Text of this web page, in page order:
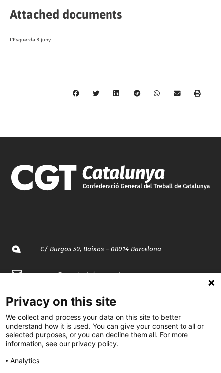
Attached documents
L'Esquerda 8 juny
C/ Burgos 59, Baixos – 08014 Barcelona
spccc@spcgtcatalunya.cat
935 120 481
@CGTCatalunya
cgtcatalunya
Privacy on this site
We collect and process your data on this site to better
understand how it is used. You can give your consent to all or
selected purposes, or you can decline them all. For more
information, see our privacy policy.
Analytics